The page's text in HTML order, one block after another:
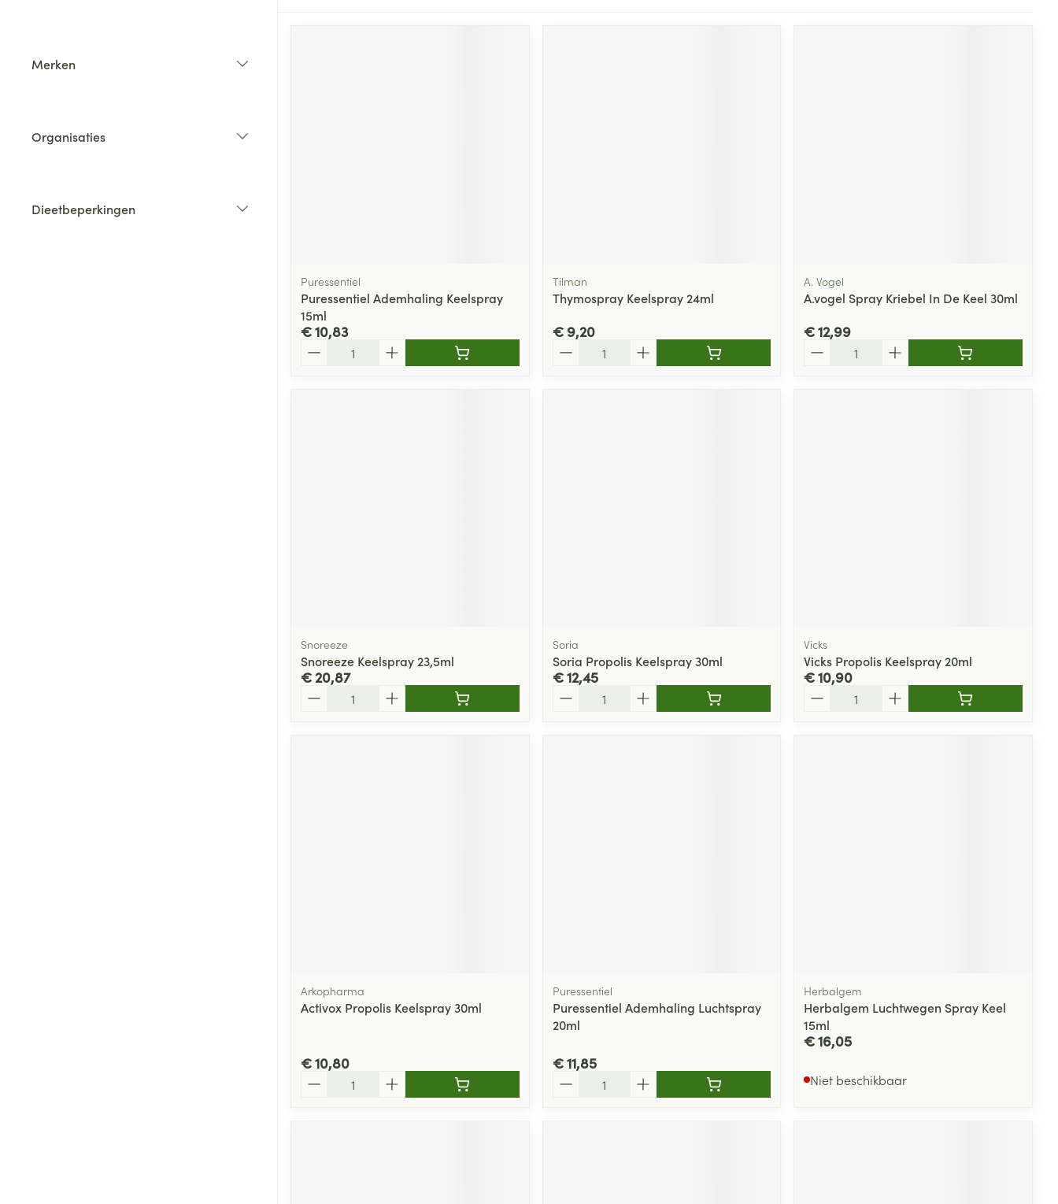
Merken
Organisaties
Dieetbeperkingen
Puressentiel
Puressentiel Ademhaling Keelspray
15ml
€ 10,83
Tilman
Thymospray Keelspray 24ml
€ 9,20
A. Vogel
A.vogel Spray Kriebel In De Keel 30ml
€ 12,99
Snoreeze
Snoreeze Keelspray 23,5ml
€ 20,87
Soria
Soria Propolis Keelspray 30ml
€ 12,45
Vicks
Vicks Propolis Keelspray 20ml
€ 10,90
Arkopharma
Activox Propolis Keelspray 30ml
€ 10,80
Puressentiel
Puressentiel Ademhaling Luchtspray
20ml
€ 11,85
Herbalgem
Herbalgem Luchtwegen Spray Keel
15ml
€ 16,05
Niet beschikbaar